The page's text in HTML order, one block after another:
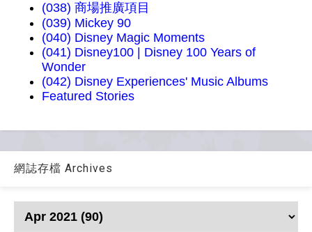
(038) 商場推廣項目
(039) Mickey 90
(040) Disney Magic Moments
(041) Disney100 | Disney 100 Years of
Wonder
(042) Disney Experiences' Music Albums
Featured Stories
網誌存檔 Archives